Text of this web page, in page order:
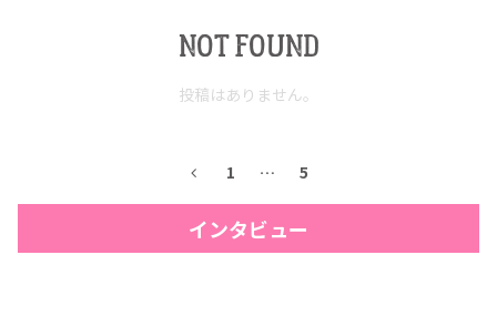
NOT FOUND
投稿はありません。
1 … 5
インタビュー